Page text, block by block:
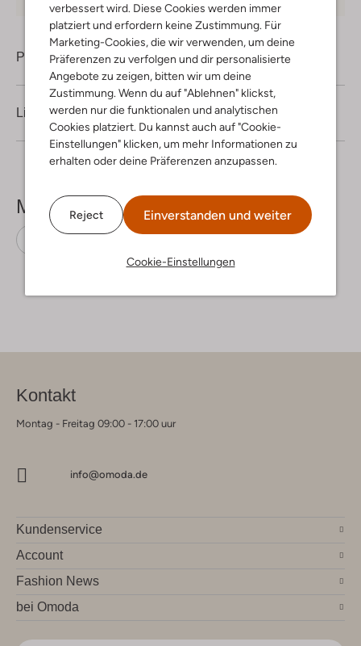
verbessert wird. Diese Cookies werden immer
platziert und erfordern keine Zustimmung. Für
Marketing-Cookies, die wir verwenden, um deine
Präferenzen zu verfolgen und dir personalisierte
Angebote zu zeigen, bitten wir um deine
Zustimmung. Wenn du auf "Ablehnen" klickst,
werden nur die funktionalen und analytischen
Cookies platziert. Du kannst auch auf "Cookie-
Einstellungen" klicken, um mehr Informationen zu
erhalten oder deine Präferenzen anzupassen.
Reject Einverstanden und weiter
Cookie-Einstellungen
Produktinformation
Lieferung & Rückgabe
Mehr sehen
Kontakt
Montag - Freitag 09:00 - 17:00 uur
info@omoda.de
Kundenservice
Account
Fashion News
bei Omoda